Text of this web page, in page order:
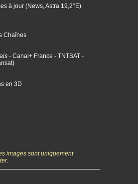
à jour (News, Astra 19,2°E)
Chaînes
- Canal+ France - TNTSAT -
)
en 3D
images sont uniquement